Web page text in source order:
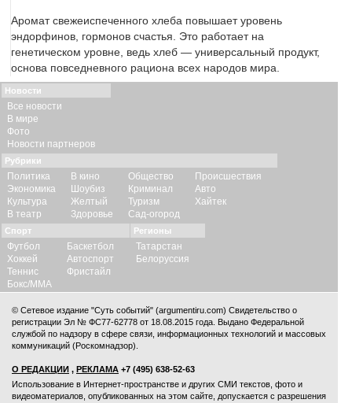
Аромат свежеиспеченного хлеба повышает уровень
эндорфинов, гормонов счастья. Это работает на
генетическом уровне, ведь хлеб — универсальный продукт,
основа повседневного рациона всех народов мира.
Новости
Все новости
В мире
Фото
Новости партнеров
Рубрики
Политика
Экономика
Культура
В театр
В кино
Шоубиз
Желтый
Здоровье
Общество
Криминал
Туризм
Сад-огород
Происшествия
Авто
Хайтек
Спорт
Футбол
Хоккей
Теннис
Бокс/ММА
Баскетбол
Автоспорт
Фристайл
Регионы
Татарстан
Белоруссия
© Сетевое издание "Суть событий" (argumentiru.com) Свидетельство о
регистрации Эл № ФС77-62778 от 18.08.2015 года. Выдано Федеральной
службой по надзору в сфере связи, информационных технологий и массовых
коммуникаций (Роскомнадзор).
О РЕДАКЦИИ , РЕКЛАМА +7 (495) 638-52-63
Использование в Интернет-пространстве и других СМИ текстов, фото и
видеоматериалов, опубликованных на этом сайте, допускается с разрешения